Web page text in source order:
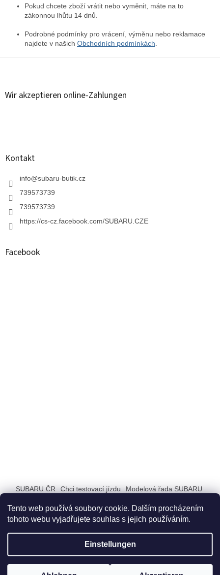
Tento web používá soubory cookie. Dalším procházením
tohoto webu vyjadřujete souhlas s jejich používáním.
Einstellungen
Pokud chcete zboží vrátit nebo vyměnit, máte na to
zákonnou lhůtu 14 dnů.
Podrobné podmínky pro vrácení, výměnu nebo reklamace
najdete v našich Obchodních podmínkách
F
Wir akzeptieren online-Zahlungen
Kontakt
info@subaru-butik.cz
739573739
739573739
https://cs-cz.facebook.com/SUBARU.CZE
Facebook
SUBARU ČR Chci testovací jízdu
Modelová řada SUBARU
Erstellt von Shoptet